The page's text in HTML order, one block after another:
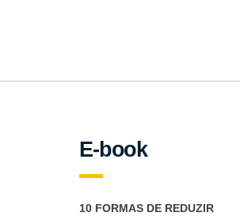
E-book
10 FORMAS DE REDUZIR